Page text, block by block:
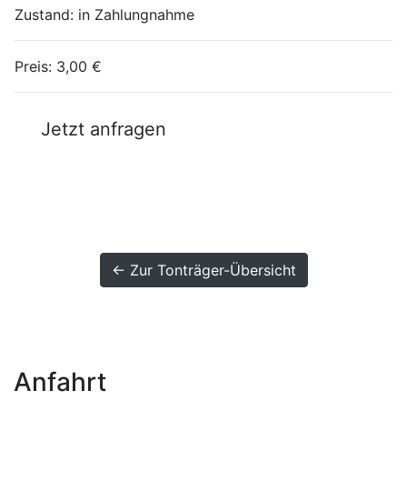
Zustand: in Zahlungnahme
Preis: 3,00 €
Jetzt anfragen
← Zur Tonträger-Übersicht
Anfahrt